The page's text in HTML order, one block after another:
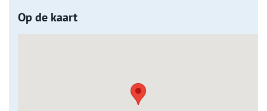
Op de kaart